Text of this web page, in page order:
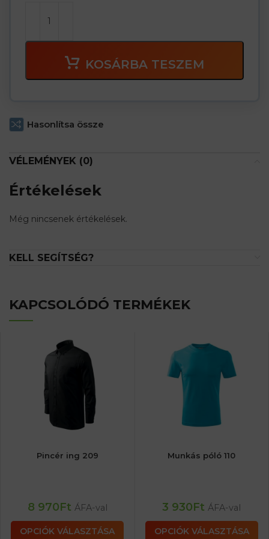
KOSÁRBA TESZEM
Hasonlítsa össze
VÉLEMÉNYEK (0)
Értékelések
Még nincsenek értékelések.
KELL SEGÍTSÉG?
KAPCSOLÓDÓ TERMÉKEK
Pincér ing 209
8 970Ft ÁFA-val
OPCIÓK VÁLASZTÁSA
Munkás póló 110
3 930Ft ÁFA-val
OPCIÓK VÁLASZTÁSA